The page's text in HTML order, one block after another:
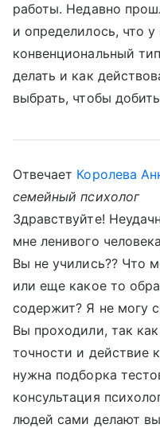
работы. Недавно
и определилось, что
конвенциональный
делать и как
выбрать, чтобы
Отвечает Королева
семейный психолог
Здравствуйте!
мне ленивого
Вы не учились?? Что
или еще какое то
содержит? Я не могу
Вы проходили, так
точности и действие
нужна подборка
консультация
людей сами делают